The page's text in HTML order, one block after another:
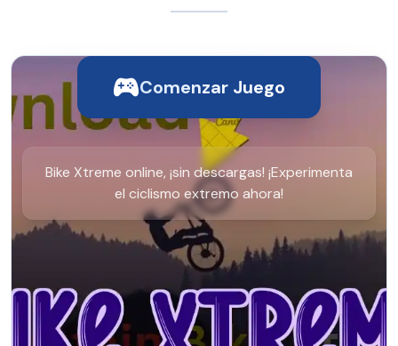
Comenzar Juego
Bike Xtreme online, ¡sin descargas! ¡Experimenta
el ciclismo extremo ahora!